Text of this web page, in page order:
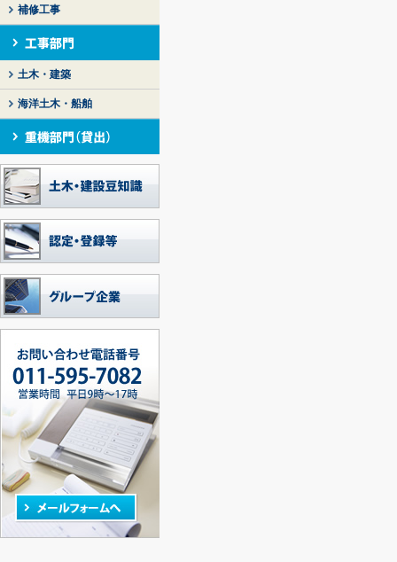
補修工事
土木・建築
海洋土木・船舶